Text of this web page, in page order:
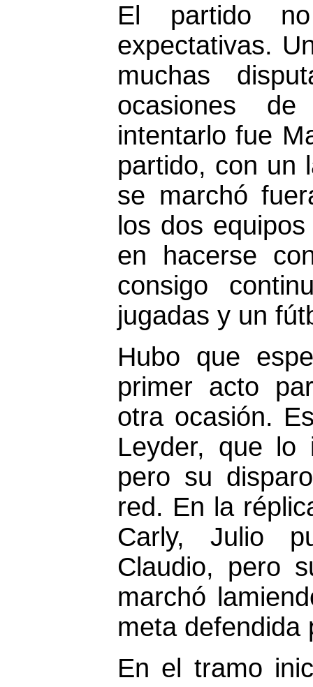
El partido
expectativas.
muchas
ocasiones
intentarlo fue
partido, con un
se marchó
los dos
en hacerse
consigo
jugadas y un
Hubo que
primer acto
otra ocasión.
Leyder, que lo
pero su
red. En la
Carly, Julio
Claudio, pero
marchó
meta defendida
En el tramo